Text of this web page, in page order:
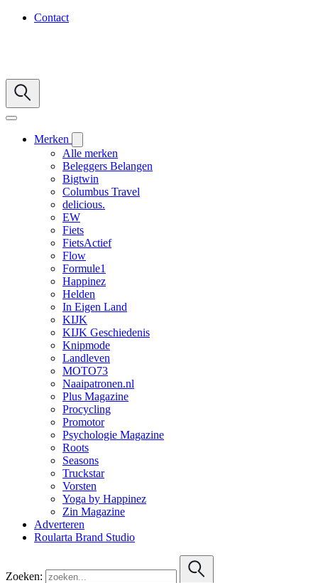
Contact
Merken
Alle merken
Beleggers Belangen
Bigtwin
Columbus Travel
delicious.
EW
Fiets
FietsActief
Flow
Formule1
Happinez
Helden
In Eigen Land
KIJK
KIJK Geschiedenis
Knipmode
Landleven
MOTO73
Naaipatronen.nl
Plus Magazine
Procycling
Promotor
Psychologie Magazine
Roots
Seasons
Truckstar
Vorsten
Yoga by Happinez
Zin Magazine
Adverteren
Roularta Brand Studio
Zoeken: